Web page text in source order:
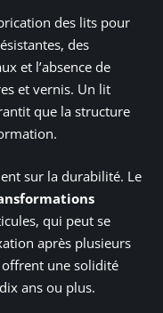
des lits pour
des
et l’absence de
et vernis. Un lit
que la structure
sur la durabilité. Le
qui peut se
après plusieurs
une solidité
ans ou plus.